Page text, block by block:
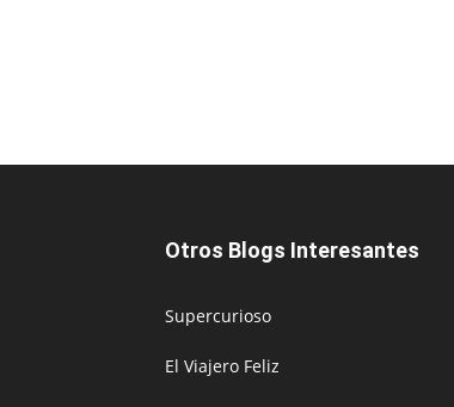
Otros Blogs Interesantes
Supercurioso
El Viajero Feliz